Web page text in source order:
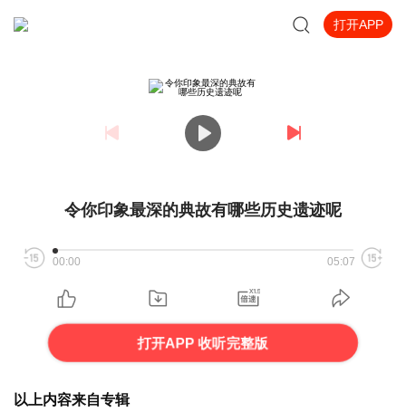
打开APP
令你印象最深的典故有哪些历史遗迹呢
00:00 05:07
打开APP 收听完整版
以上内容来自专辑